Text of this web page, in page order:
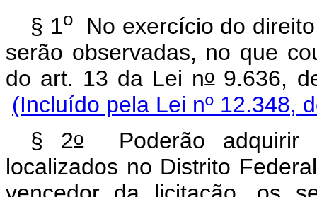
§ 1o
No exercício do
serão observadas, no que
do art. 13 da Lei no
(Incluído pela Lei nº 12.348,
§ 2oPoderão adquirir
localizados no Distrito